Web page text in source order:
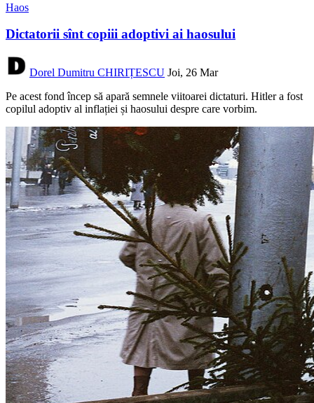
Haos
Dictatorii sînt copiii adoptivi ai haosului
Dorel Dumitru CHIRIȚESCU Joi, 26 Mar
Pe acest fond încep să apară semnele viitoarei dictaturi. Hitler a fost
copilul adoptiv al inflației și haosului despre care vorbim.